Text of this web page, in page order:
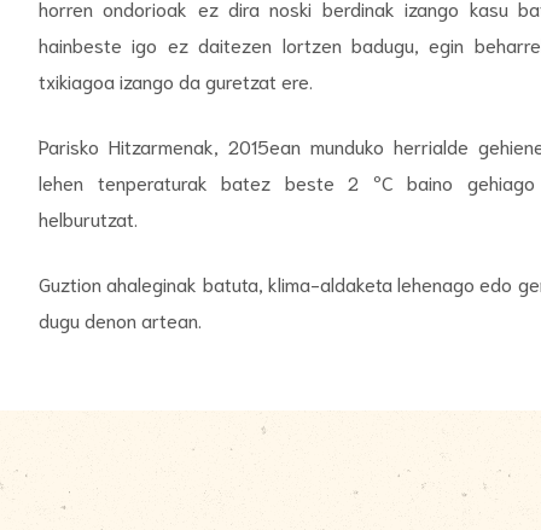
horren ondorioak ez dira noski berdinak izango kasu
hainbeste igo ez daitezen lortzen badugu, egin
txikiagoa izango da guretzat ere.
Parisko Hitzarmenak, 2015ean munduko herrialde
lehen tenperaturak batez beste 2 ºC baino
helburutzat.
Guztion ahaleginak batuta, klima-aldaketa lehenago edo
dugu denon artean.